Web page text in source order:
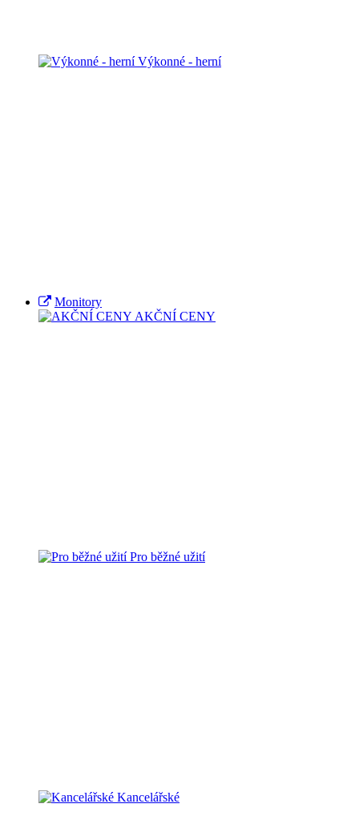
Výkonné - herní
Monitory
AKČNÍ CENY
Pro běžné užití
Kancelářské